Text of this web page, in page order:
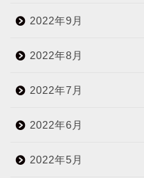
2022年9月
2022年8月
2022年7月
2022年6月
2022年5月